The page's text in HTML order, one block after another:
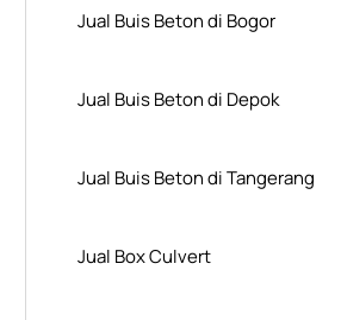
Jual Buis Beton di Bogor
Jual Buis Beton di Depok
Jual Buis Beton di Tangerang
Jual Box Culvert